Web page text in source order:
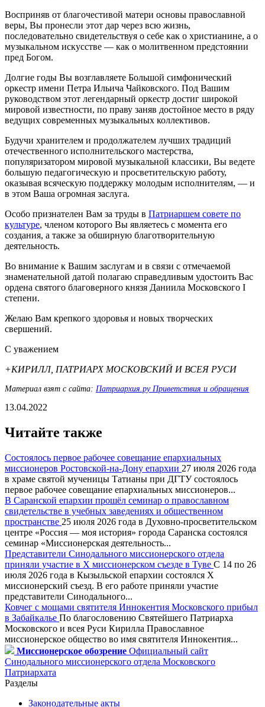
Восприняв от благочестивой матери основы православной
веры, Вы пронесли этот дар через всю жизнь,
последовательно свидетельствуя о себе как о христианине, а о
музыкальном искусстве — как о молитвенном предстоянии
пред Богом.
Долгие годы Вы возглавляете Большой симфонический
оркестр имени Петра Ильича Чайковского. Под Вашим
руководством этот легендарный оркестр достиг широкой
мировой известности, по праву заняв достойное место в ряду
ведущих современных музыкальных коллективов.
Будучи хранителем и продолжателем лучших традиций
отечественного исполнительского мастерства,
популяризатором мировой музыкальной классики, Вы ведете
большую педагогическую и просветительскую работу,
оказывая всяческую поддержку молодым исполнителям, — и
в этом Ваша огромная заслуга.
Особо признателен Вам за труды в Патриаршем совете по
культуре, членом которого Вы являетесь с момента его
создания, а также за обширную благотворительную
деятельность.
Во внимание к Вашим заслугам и в связи с отмечаемой
знаменательной датой полагаю справедливым удостоить Вас
ордена святого благоверного князя Даниила Московского I
степени.
Желаю Вам крепкого здоровья и новых творческих
свершений.
С уважением
+КИРИЛЛ, ПАТРИАРХ МОСКОВСКИЙ И ВСЕЯ РУСИ
Материал взят с сайта: Патриархия.ру Приветствия и обращения
13.04.2022
Читайте также
Состоялось первое рабочее совещание епархиальных
миссионеров Ростовской-на-Дону епархии 27 июля 2026 года
в храме святой мученицы Татианы при ДГТУ состоялось
первое рабочее совещание епархиальных миссионеров...
В Саранской епархии прошёл семинар о православном
свидетельстве в учебных заведениях и общественном
пространстве 25 июля 2026 года в Духовно-просветительском
центре «Россия — моя история» города Саранска состоялся
семинар «Миссионерская деятельность...
Представители Синодального миссионерского отдела
приняли участие в X миссионерском съезде в Туве С 14 по 26
июля 2026 года в Кызыльской епархии состоялся X
миссионерский съезд. В его работе приняли участие
представители Синодального...
Ковчег с мощами святителя Иннокентия Московского прибыл
в Забайкалье По благословению Святейшего Патриарха
Московского и всея Руси Кирилла Православное
миссионерское общество во имя святителя Иннокентия...
Миссионерское обозрение Официальный сайт
Синодального миссионерского отдела Московского
Патриархата
Разделы
Законодательные акты